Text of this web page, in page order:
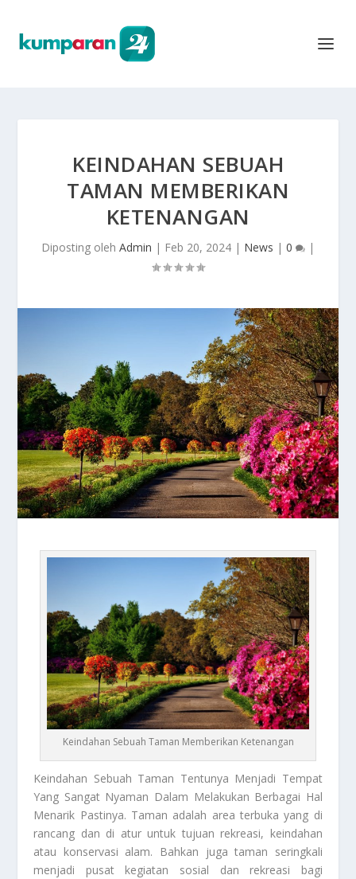
KEINDAHAN SEBUAH
TAMAN MEMBERIKAN
KETENANGAN
Diposting oleh Admin | Feb 20, 2024 | News | 0 |
Keindahan Sebuah Taman Memberikan Ketenangan
Keindahan Sebuah Taman Tentunya Menjadi Tempat
Yang Sangat Nyaman Dalam Melakukan Berbagai Hal
Menarik Pastinya. Taman adalah area terbuka yang di
rancang dan di atur untuk tujuan rekreasi, keindahan
atau konservasi alam. Bahkan juga taman seringkali
menjadi pusat kegiatan sosial dan rekreasi bagi